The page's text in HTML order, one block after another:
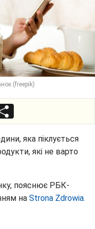
(freepik)
яка піклується
які не варто
пояснює РБК-
на Strona Zdrowia.